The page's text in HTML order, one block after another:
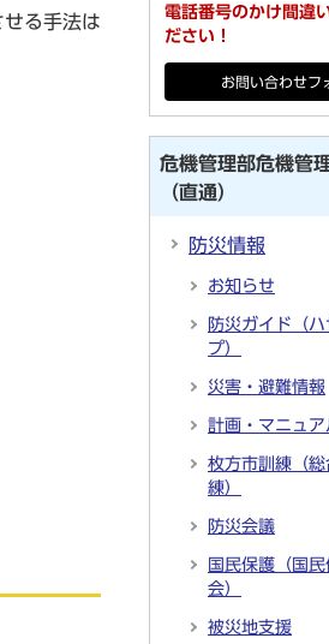
る手法は
電話番号のかけ間違
ださい！
お問い合わせフ
危機管理部危機管
（直通）
防災情報
お知らせ
防災ガイド（
プ）
災害・避難情報
計画・マニュア
枚方市訓練（総
練）
防災会議
国民保護（国
会）
被災地支援